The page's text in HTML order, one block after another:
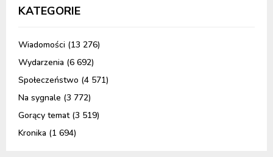
KATEGORIE
Wiadomości (13 276)
Wydarzenia (6 692)
Społeczeństwo (4 571)
Na sygnale (3 772)
Gorący temat(3 519)
Kronika (1 694)